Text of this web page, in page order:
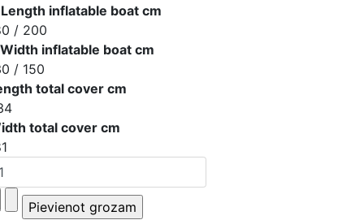
inflatable boat cm
/ 200
inflatable boat cm
/ 150
total cover cm
total cover cm